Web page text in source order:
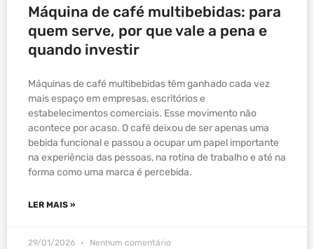
Máquina de café multibebidas: para
quem serve, por que vale a pena e
quando investir
Máquinas de café multibebidas têm ganhado cada vez
mais espaço em empresas, escritórios e
estabelecimentos comerciais. Esse movimento não
acontece por acaso. O café deixou de ser apenas uma
bebida funcional e passou a ocupar um papel importante
na experiência das pessoas, na rotina de trabalho e até na
forma como uma marca é percebida.
LER MAIS »
29/01/2026 Nenhum comentário